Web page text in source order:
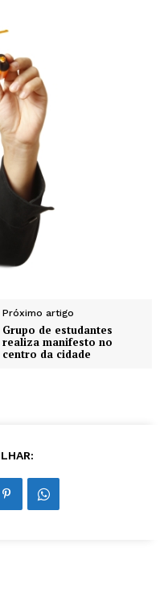
Próximo artigo
Grupo de estudantes
realiza manifesto no
centro da cidade